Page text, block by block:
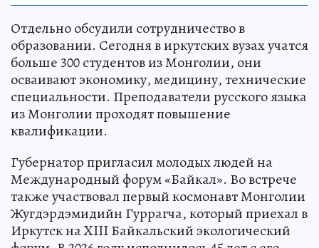
Отдельно обсудили сотрудничество в
образовании. Сегодня в иркутских вузах учатся
больше 300 студентов из Монголии, они
осваивают экономику, медицину, технические
специальности. Преподаватели русского языка
из Монголии проходят повышение
квалификации.
Губернатор пригласил молодых людей на
Международный форум «Байкал». Во встрече
также участвовал первый космонавт Монголии
Жугдэрдэмидийн Гуррагча, который приехал в
Иркутск на XIII Байкальский экологический